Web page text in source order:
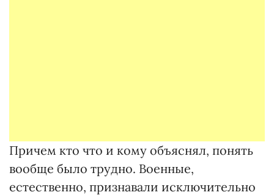
Причем кто что и кому объяснял, понять
вообще было трудно. Военные,
естественно, признавали исключительно